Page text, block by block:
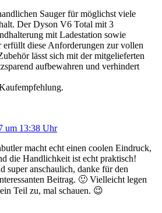
Sauger für möglichst viele
Der Dyson V6 Total mit 3
mit Ladestation sowie
erfüllt diese Anforderungen zur vollen
lässt sich mit der mitgelieferten
aufbewahren und verhindert
um 13:38 Uhr
macht echt einen coolen Eindruck,
die Handlichkeit ist echt praktisch!
super anschaulich, danke für den
Beitrag. 🙂 Vielleicht legen
Teil zu, mal schauen. 😉